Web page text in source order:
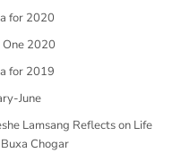
for 2020
One 2020
for 2019
June
Lamsang Reflects on Life
Chogar